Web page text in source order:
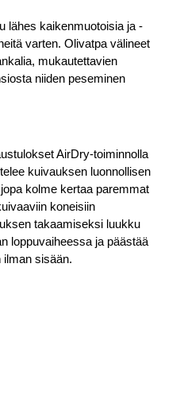
lähes kaikenmuotoisia ja -
varten. Olivatpa välineet
mukautettavien
niiden peseminen
AirDry-toiminnolla
kuivauksen luonnollisen
kolme kertaa paremmat
koneisiin
takaamiseksi luukku
loppuvaiheessa ja päästää
sisään.